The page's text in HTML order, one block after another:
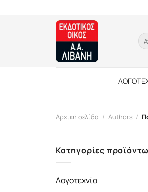
Αρχική σελίδα / Authors /
Κατηγορίες
Λογοτεχνία